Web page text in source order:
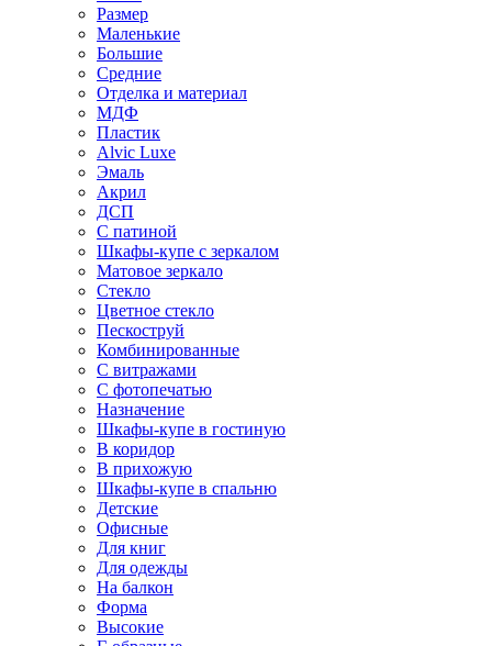
Размер
Маленькие
Большие
Средние
Отделка и материал
МДФ
Пластик
Alvic Luxe
Эмаль
Акрил
ДСП
С патиной
Шкафы-купе с зеркалом
Матовое зеркало
Стекло
Цветное стекло
Пескоструй
Комбинированные
С витражами
С фотопечатью
Назначение
Шкафы-купе в гостиную
В коридор
В прихожую
Шкафы-купе в спальню
Детские
Офисные
Для книг
Для одежды
На балкон
Форма
Высокие